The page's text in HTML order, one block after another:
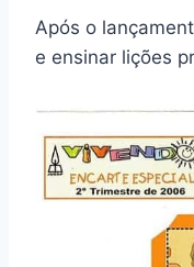
Após o
e ensinar lições